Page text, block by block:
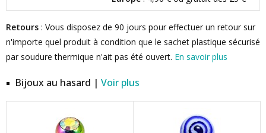
Retours : Vous disposez de 90 jours pour effectuer un retour sur
n'importe quel produit à condition que le sachet plastique sécurisé
par soudure thermique n'ait pas été ouvert. En savoir plus
Bijoux au hasard | Voir plus